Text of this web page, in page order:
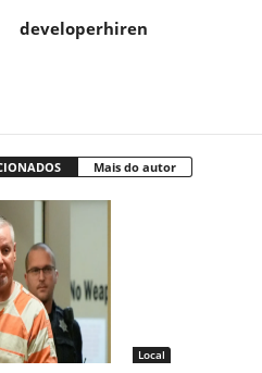
developerhiren
Mais do autor
Local